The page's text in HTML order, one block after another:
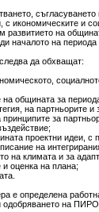
с икономическите и
на
началото на периода
да обхващат:
общината за
на партньорите и
за
проектни идеи, с
на
на климата и за
оценка на плана;
е определена
одобряването на ПИРО.